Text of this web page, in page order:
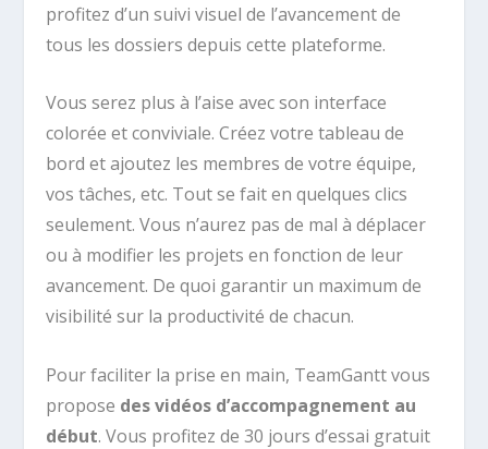
profitez d’un suivi visuel de l’avancement de
tous les dossiers depuis cette plateforme.
Vous serez plus à l’aise avec son interface
colorée et conviviale. Créez votre tableau de
bord et ajoutez les membres de votre équipe,
vos tâches, etc. Tout se fait en quelques clics
seulement. Vous n’aurez pas de mal à déplacer
ou à modifier les projets en fonction de leur
avancement. De quoi garantir un maximum de
visibilité sur la productivité de chacun.
Pour faciliter la prise en main, TeamGantt vous
propose des vidéos d’accompagnement au
début. Vous profitez de 30 jours d’essai gratuit